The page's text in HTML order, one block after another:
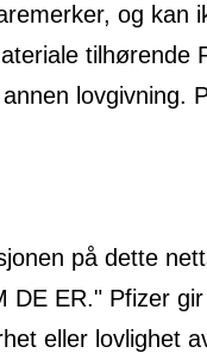
og kan
lovgivning.
på dette
ER." Pfizer
eller lovlighet